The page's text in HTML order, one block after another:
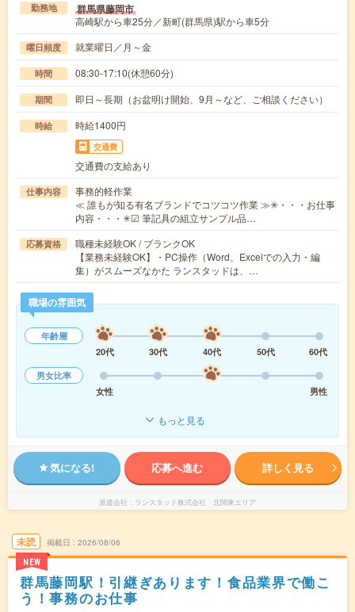
勤務地 群馬県藤岡市
高崎駅から車25分／新町(群馬県)駅から車5分
曜日頻度 就業曜日／月～金
時間 08:30-17:10(休憩60分)
期間 即日～長期（お盆明け開始、9月～など、ご相談ください）
時給 時給1400円
交通費
交通費の支給あり
仕事内容
事務的軽作業
≪ 誰もが知る有名ブランドでコツコツ作業 ≫✳︎・・・お仕事
内容・・・✳︎☑ 筆記具の組立サンプル品…
応募資格
職種未経験OK / ブランクOK
【業務未経験OK】・PC操作（Word、Excelでの入力・編
集）がスムーズなかた ランスタッドは、…
職場の雰囲気
年齢層
20代
30代 40代 50代
60代
男女比率
女性
男性
もっと見る
気になる! 応募へ進む 詳しく見る
派遣会社 ランスタッド株式会社 北関東エリア
未読
NEW
掲載日 2026/08/06
群馬藤岡駅！引継ぎあります！食品業界で働こ
う！事務のお仕事